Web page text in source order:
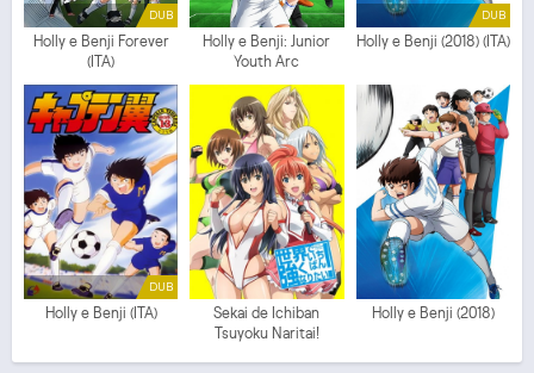
DUB
Holly e Benji Forever
(ITA)
Holly e Benji: Junior
Youth Arc
DUB
Holly e Benji (2018) (ITA)
DUB
Holly e Benji (ITA)
Sekai de Ichiban
Tsuyoku Naritai!
Holly e Benji (2018)